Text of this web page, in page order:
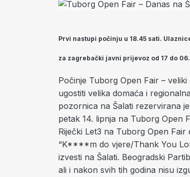
Prvi nastupi počinju u 18.45 sati.
za zagrebački javni prijevoz od 17 do
Počinje Tuborg Open Fair –
ugostiti velika domaća i
pozornica na Šalati rezervirana
petak 14. lipnja na Tuborg Open
Riječki Let3 na Tuborg Open
“K****m do vjere/Thank You
izvesti na Šalati. Beogradski
ali i nakon svih tih godina nisu